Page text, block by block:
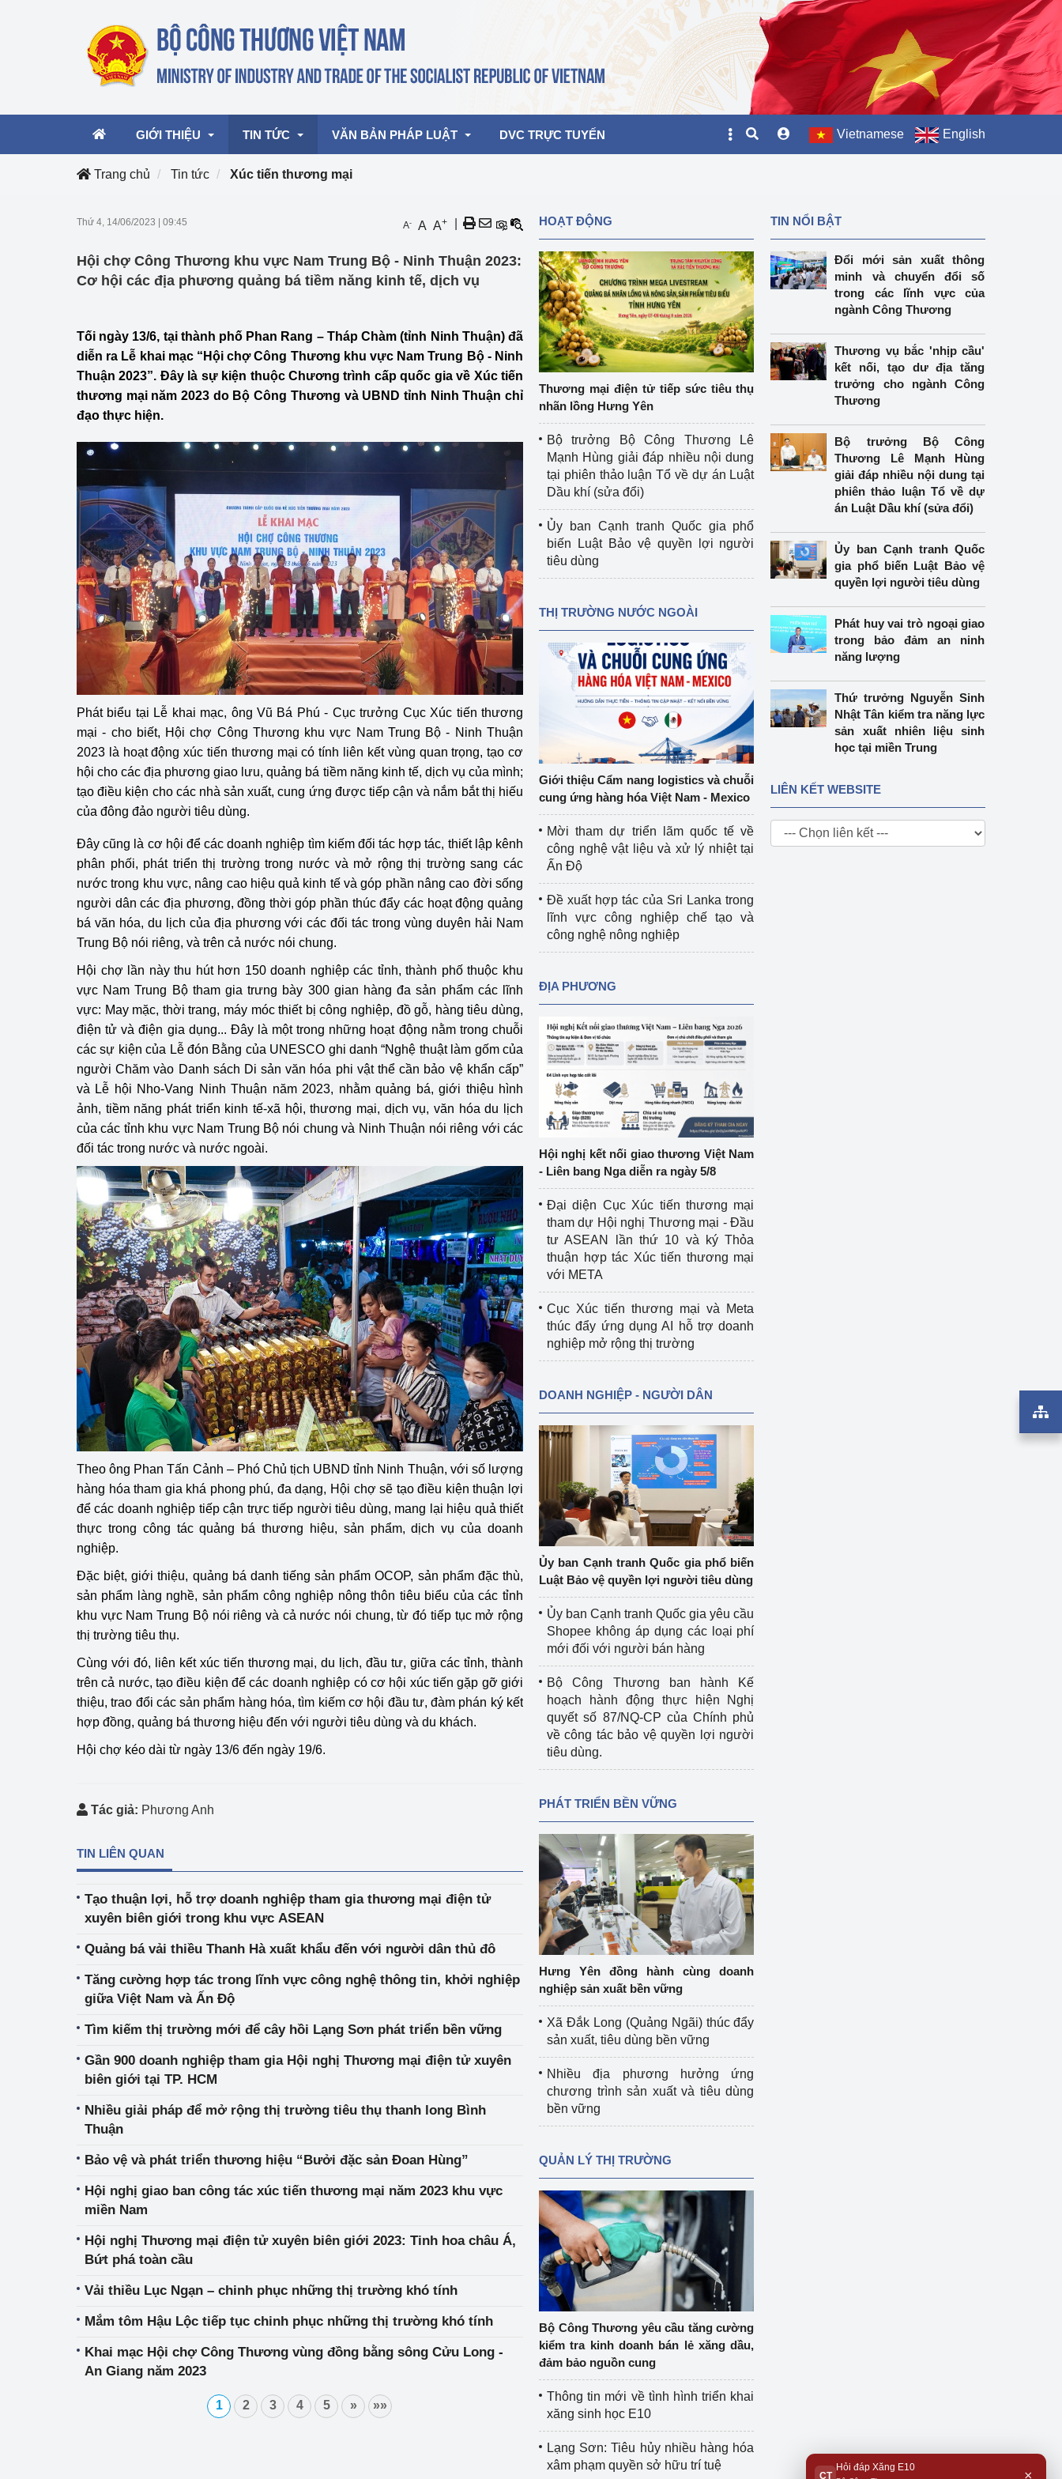
GIỚI THIỆU
Cơ cấu tổ chức
TIN TỨC
Hoạt động của Lãnh đạo Bộ
mại, Dịch vụ Việt Nam 2026
Hoạt động của Bộ trưởng
Công Thương - Công luận
Họp báo
Thông cáo báo chí
Chuyển đổi số
Phát triển nguồn nhân lực
Phát triển bền vững
Tổ chức kiểm định
Tổ chức kiểm định kỹ thuật an toàn lao
động thuộc thẩm quyền quản lý của
Bộ Công Thương
Tổ chức được cấp GCN đăng ký, hoạt
động kiểm định thiết bị, dụng cụ điện
làm việc ở môi trường không có nguy
hiểm khí, bụi nổ
Cơ sở sản xuất, sửa chữa chai chứa
LPG
Tổ chức huấn luyện, bồi dưỡng
nghiệp vụ kiểm định kỹ thuật an toàn
Văn hóa ngành Công Thương
Tái cơ cấu ngành Công Thương
Quản lý thị trường
Sử dụng năng lượng tiết kiệm và
hiệu quả
Hiệu quả năng lượng
Khoa học, công nghệ và đổi mới sáng
tạo
Thông báo
Bảo vệ môi trường Video bảo vệ môi trường
Album ảnh bảo vệ môi trường
Văn bản về môi trường
Bảo vệ nền tảng tư tưởng của Đảng
Doanh nghiệp - Người dân
Xúc tiến thương mại
Khu vực miền Trung
Khu vực miền Nam
Thị trường nước ngoàiHiệp định EVFTA
Thị trường châu Á – châu Phi
Thị trường châu Âu – châu Mỹ
Thị trường trong nước
Ngành Công Thương đưa nghị quyết
Đại hội XIV của Đảng vào cuộc sống
Phát triển công nghiệpCông nghiệp nền tảng
Chính sách
Sản xuất công nghiệp
Phát triển năng lượng
VĂN BẢN PHÁP LUẬT
Văn bản hợp nhất
DVC TRỰC TUYẾN Vietnamese English
Trang chủ Tin tức Xúc tiến thương mại
Thứ 4, 14/06/2023 09:45 A- A A+
Hội chợ Công Thương khu vực Nam Trung Bộ - Ninh Thuận 2023:
Cơ hội các địa phương quảng bá tiềm năng kinh tế, dịch vụ
Tối ngày 13/6, tại thành phố Phan Rang – Tháp Chàm (tỉnh Ninh Thuận) đã
diễn ra Lễ khai mạc “Hội chợ Công Thương khu vực Nam Trung Bộ - Ninh
Thuận 2023”. Đây là sự kiện thuộc Chương trình cấp quốc gia về Xúc tiến
thương mại năm 2023 do Bộ Công Thương và UBND tỉnh Ninh Thuận chỉ
đạo thực hiện.
Phát biểu tại Lễ khai mạc, ông Vũ Bá Phú - Cục trưởng Cục Xúc tiến thương
mại - cho biết, Hội chợ Công Thương khu vực Nam Trung Bộ - Ninh Thuận
2023 là hoạt động xúc tiến thương mại có tính liên kết vùng quan trọng, tạo cơ
hội cho các địa phương giao lưu, quảng bá tiềm năng kinh tế, dịch vụ của mình;
tạo điều kiện cho các nhà sản xuất, cung ứng được tiếp cận và nắm bắt thị hiếu
của đông đảo người tiêu dùng.
Đây cũng là cơ hội để các doanh nghiệp tìm kiếm đối tác hợp tác, thiết lập kênh
phân phối, phát triển thị trường trong nước và mở rộng thị trường sang các
nước trong khu vực, nâng cao hiệu quả kinh tế và góp phần nâng cao đời sống
người dân các địa phương, đồng thời góp phần thúc đẩy các hoạt động quảng
bá văn hóa, du lịch của địa phương với các đối tác trong vùng duyên hải Nam
Trung Bộ nói riêng, và trên cả nước nói chung.
Hội chợ lần này thu hút hơn 150 doanh nghiệp các tỉnh, thành phố thuộc khu
vực Nam Trung Bộ tham gia trưng bày 300 gian hàng đa sản phẩm các lĩnh
vực: May mặc, thời trang, máy móc thiết bị công nghiệp, đồ gỗ, hàng tiêu dùng,
điện tử và điện gia dụng... Đây là một trong những hoạt động nằm trong chuỗi
các sự kiện của Lễ đón Bằng của UNESCO ghi danh “Nghệ thuật làm gốm của
người Chăm vào Danh sách Di sản văn hóa phi vật thể cần bảo vệ khẩn cấp”
và Lễ hội Nho-Vang Ninh Thuận năm 2023, nhằm quảng bá, giới thiệu hình
ảnh, tiềm năng phát triển kinh tế-xã hội, thương mại, dịch vụ, văn hóa du lịch
của các tỉnh khu vực Nam Trung Bộ nói chung và Ninh Thuận nói riêng với các
đối tác trong nước và nước ngoài.
Theo ông Phan Tấn Cảnh – Phó Chủ tịch UBND tỉnh Ninh Thuận, với số lượng
hàng hóa tham gia khá phong phú, đa dạng, Hội chợ sẽ tạo điều kiện thuận lợi
để các doanh nghiệp tiếp cận trực tiếp người tiêu dùng, mang lại hiệu quả thiết
thực trong công tác quảng bá thương hiệu, sản phẩm, dịch vụ của doanh
nghiệp.
Đặc biệt, giới thiệu, quảng bá danh tiếng sản phẩm OCOP, sản phẩm đặc thù,
sản phẩm làng nghề, sản phẩm công nghiệp nông thôn tiêu biểu của các tỉnh
khu vực Nam Trung Bộ nói riêng và cả nước nói chung, từ đó tiếp tục mở rộng
thị trường tiêu thụ.
Cùng với đó, liên kết xúc tiến thương mại, du lịch, đầu tư, giữa các tỉnh, thành
trên cả nước, tạo điều kiện để các doanh nghiệp có cơ hội xúc tiến gặp gỡ giới
thiệu, trao đổi các sản phẩm hàng hóa, tìm kiếm cơ hội đầu tư, đàm phán ký kết
hợp đồng, quảng bá thương hiệu đến với người tiêu dùng và du khách.
Hội chợ kéo dài từ ngày 13/6 đến ngày 19/6.
Tác giả: Phương Anh
TIN LIÊN QUAN
Tạo thuận lợi, hỗ trợ doanh nghiệp tham gia thương mại điện tử
xuyên biên giới trong khu vực ASEAN
Quảng bá vải thiều Thanh Hà xuất khẩu đến với người dân thủ đô
Tăng cường hợp tác trong lĩnh vực công nghệ thông tin, khởi nghiệp
giữa Việt Nam và Ấn Độ
Tìm kiếm thị trường mới để cây hồi Lạng Sơn phát triển bền vững
Gần 900 doanh nghiệp tham gia Hội nghị Thương mại điện tử xuyên
biên giới tại TP. HCM
Nhiều giải pháp để mở rộng thị trường tiêu thụ thanh long Bình
Thuận
Bảo vệ và phát triển thương hiệu “Bưởi đặc sản Đoan Hùng”
Hội nghị giao ban công tác xúc tiến thương mại năm 2023 khu vực
miền Nam
Hội nghị Thương mại điện tử xuyên biên giới 2023: Tinh hoa châu Á,
Bứt phá toàn cầu
Vải thiều Lục Ngạn – chinh phục những thị trường khó tính
Mắm tôm Hậu Lộc tiếp tục chinh phục những thị trường khó tính
Khai mạc Hội chợ Công Thương vùng đồng bằng sông Cửu Long -
An Giang năm 2023
1 2 3 4 5 » »»
HOẠT ĐỘNG
Thương mại điện tử tiếp sức tiêu thụ
nhãn lồng Hưng Yên
Bộ trưởng Bộ Công Thương Lê
Mạnh Hùng giải đáp nhiều nội dung
tại phiên thảo luận Tổ về dự án Luật
Dầu khí (sửa đổi)
Ủy ban Cạnh tranh Quốc gia phổ
biến Luật Bảo vệ quyền lợi người
tiêu dùng
THỊ TRƯỜNG NƯỚC NGOÀI
Giới thiệu Cẩm nang logistics và chuỗi
cung ứng hàng hóa Việt Nam - Mexico
Mời tham dự triển lãm quốc tế về
công nghệ vật liệu và xử lý nhiệt tại
Ấn Độ
Đề xuất hợp tác của Sri Lanka trong
lĩnh vực công nghiệp chế tạo và
công nghệ nông nghiệp
ĐỊA PHƯƠNG
Hội nghị kết nối giao thương Việt Nam
- Liên bang Nga diễn ra ngày 5/8
Đại diện Cục Xúc tiến thương mại
tham dự Hội nghị Thương mại - Đầu
tư ASEAN lần thứ 10 và ký Thỏa
thuận hợp tác Xúc tiến thương mại
với META
Cục Xúc tiến thương mại và Meta
thúc đẩy ứng dụng AI hỗ trợ doanh
nghiệp mở rộng thị trường
DOANH NGHIỆP - NGƯỜI DÂN
Ủy ban Cạnh tranh Quốc gia phổ biến
Luật Bảo vệ quyền lợi người tiêu dùng
Ủy ban Cạnh tranh Quốc gia yêu cầu
Shopee không áp dụng các loại phí
mới đối với người bán hàng
Bộ Công Thương ban hành Kế
hoạch hành động thực hiện Nghị
quyết số 87/NQ-CP của Chính phủ
về công tác bảo vệ quyền lợi người
tiêu dùng.
PHÁT TRIỂN BỀN VỮNG
Hưng Yên đồng hành cùng doanh
nghiệp sản xuất bền vững
Xã Đắk Long (Quảng Ngãi) thúc đẩy
sản xuất, tiêu dùng bền vững
Nhiều địa phương hưởng ứng
chương trình sản xuất và tiêu dùng
bền vững
QUẢN LÝ THỊ TRƯỜNG
Bộ Công Thương yêu cầu tăng cường
kiểm tra kinh doanh bán lẻ xăng dầu,
đảm bảo nguồn cung
Thông tin mới về tình hình triển khai
xăng sinh học E10
Lạng Sơn: Tiêu hủy nhiều hàng hóa
xâm phạm quyền sở hữu trí tuệ
TIN NỔI BẬT
Đổi mới sản xuất thông
minh và chuyển đổi số
trong các lĩnh vực của
ngành Công Thương
Thương vụ bắc 'nhịp cầu'
kết nối, tạo dư địa tăng
trưởng cho ngành Công
Thương
Bộ trưởng Bộ Công
Thương Lê Mạnh Hùng
giải đáp nhiều nội dung tại
phiên thảo luận Tổ về dự
án Luật Dầu khí (sửa đổi)
Ủy ban Cạnh tranh Quốc
gia phổ biến Luật Bảo vệ
quyền lợi người tiêu dùng
Phát huy vai trò ngoại giao
trong bảo đảm an ninh
năng lượng
Thứ trưởng Nguyễn Sinh
Nhật Tân kiểm tra năng lực
sản xuất nhiên liệu sinh
học tại miền Trung
LIÊN KẾT WEBSITE
CT
Hỏi đáp Xăng E10
×